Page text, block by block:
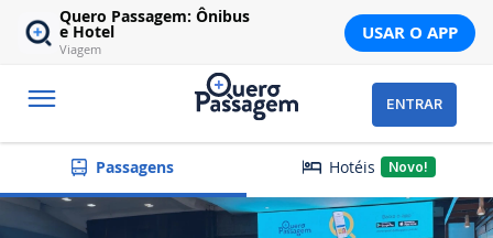
Quero Passagem: Ônibus
e Hotel
Viagem
USAR O APP
ENTRAR
Passagens Hotéis Novo!